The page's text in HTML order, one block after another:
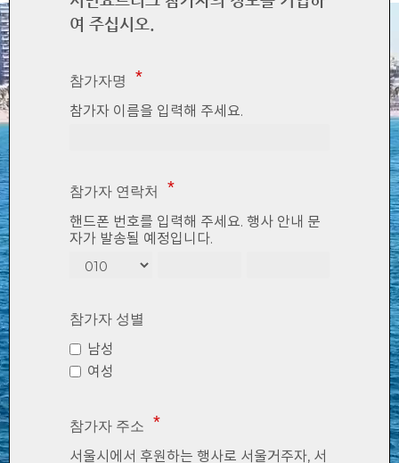
여 주십시오.
참가자명
참가자 이름을 입력해 주세요.
참가자 연락처
핸드폰 번호를 입력해 주세요. 행사 안내 문
자가 발송될 예정입니다.
참가자 성별
남성
여성
참가자 주소
서울시에서 후원하는 행사로 서울거주자, 서